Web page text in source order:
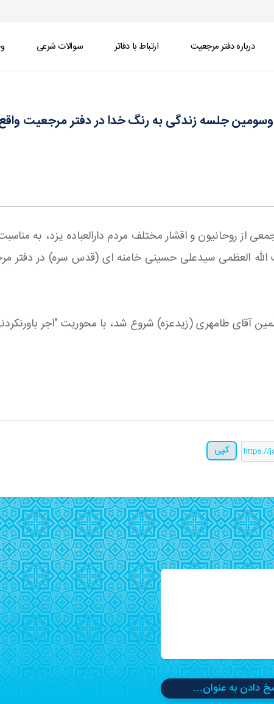
درباره دفتر مرجعیت ارتباط با دفاتر سوالات شرعی
جلسه زندگی به رنگ خدا در دفتر مرجعیت
روحانیون و اقشار مختلف مردم دارالعباده یزد، به
العظمی سیدعلی حسینی خامنه ای (قدس سره) در دفتر
آقای طامهری (زیدعزه) شروع شد، با محوریت "اجر
کپی
دادن به عنوان...